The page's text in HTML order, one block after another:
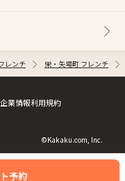
レンチ 栄・矢場町 フレンチ
企業情報利用規約
©Kakaku.com, Inc.
予約